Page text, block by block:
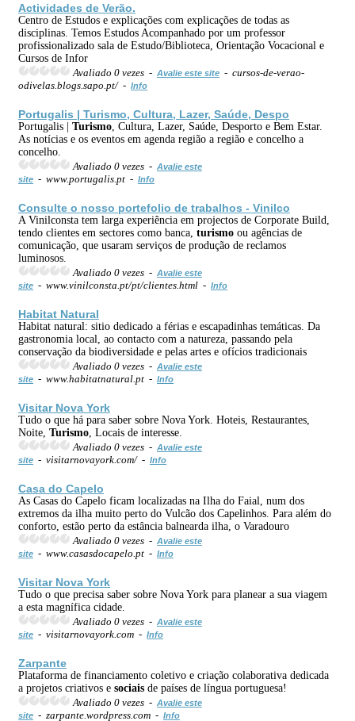
Actividades de Verão.
Centro de Estudos e explicações com explicações de todas as
disciplinas. Temos Estudos Acompanhado por um professor
profissionalizado sala de Estudo/Biblioteca, Orientação Vocacional e
Cursos de Infor
Avaliado 0 vezes - Avalie este site - cursos-de-verao-
odivelas.blogs.sapo.pt/ - Info
Portugalis | Turismo, Cultura, Lazer, Saúde, Despo
Portugalis | Turismo , Cultura, Lazer, Saúde, Desporto e Bem Estar.
As notícias e os eventos em agenda região a região e concelho a
concelho.
Avaliado 0 vezes - Avalie este
site - www.portugalis.pt - Info
Consulte o nosso portefolio de trabalhos - Vinilco
A Vinilconsta tem larga experiência em projectos de Corporate Build,
tendo clientes em sectores como banca, turismo ou agências de
comunicação, que usaram serviços de produção de reclamos
luminosos.
Avaliado 0 vezes - Avalie este
site - www.vinilconsta.pt/pt/clientes.html - Info
Habitat Natural
Habitat natural: sitio dedicado a férias e escapadinhas temáticas. Da
gastronomia local, ao contacto com a natureza, passando pela
conservação da biodiversidade e pelas artes e ofícios tradicionais
Avaliado 0 vezes - Avalie este
site - www.habitatnatural.pt - Info
Visitar Nova York
Tudo o que há para saber sobre Nova York. Hoteis, Restaurantes,
Noite, Turismo , Locais de interesse.
Avaliado 0 vezes - Avalie este
site - visitarnovayork.com/ - Info
Casa do Capelo
As Casas do Capelo ficam localizadas na Ilha do Faial, num dos
extremos da ilha muito perto do Vulcão dos Capelinhos. Para além do
conforto, estão perto da estância balnearda ilha, o Varadouro
Avaliado 0 vezes - Avalie este
site - www.casasdocapelo.pt - Info
Visitar Nova York
Tudo o que precisa saber sobre Nova York para planear a sua viagem
a esta magnífica cidade.
Avaliado 0 vezes - Avalie este
site - visitarnovayork.com - Info
Zarpante
Plataforma de financiamento coletivo e criação colaborativa dedicada
a projetos criativos e sociais de países de língua portuguesa!
Avaliado 0 vezes - Avalie este
site - zarpante.wordpress.com - Info